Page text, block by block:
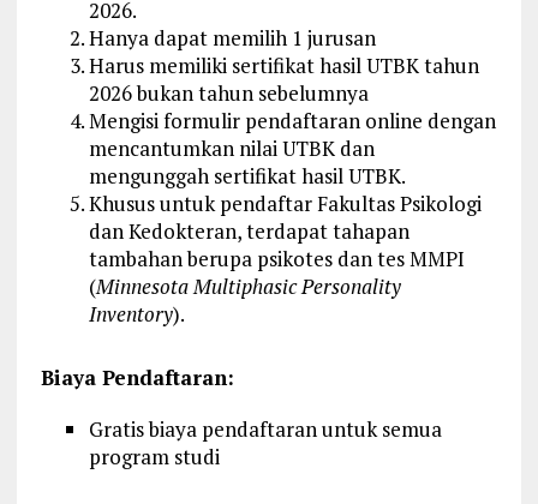
2026.
Hanya dapat memilih 1 jurusan
Harus memiliki sertifikat hasil UTBK tahun
2026 bukan tahun sebelumnya
Mengisi formulir pendaftaran online dengan
mencantumkan nilai UTBK dan
mengunggah sertifikat hasil UTBK.
Khusus untuk pendaftar Fakultas Psikologi
dan Kedokteran, terdapat tahapan
tambahan berupa psikotes dan tes MMPI
(Minnesota Multiphasic Personality
Inventory).
Biaya Pendaftaran:
Gratis biaya pendaftaran untuk semua
program studi